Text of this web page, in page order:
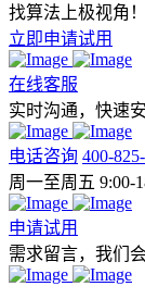
找算法上极视角！
立即申请试用
在线客服
实时沟通，快速
电话咨询 400-
周一至周五 9:00-
申请试用
需求留言，我们